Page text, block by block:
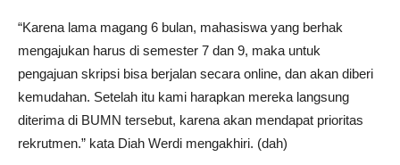
“Karena lama magang 6 bulan, mahasiswa yang berhak
mengajukan harus di semester 7 dan 9, maka untuk
pengajuan skripsi bisa berjalan secara online, dan akan diberi
kemudahan. Setelah itu kami harapkan mereka langsung
diterima di BUMN tersebut, karena akan mendapat prioritas
rekrutmen.” kata Diah Werdi mengakhiri. (dah)